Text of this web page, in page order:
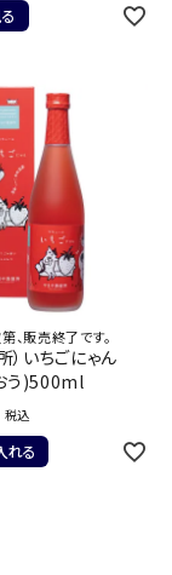
、販売終了です。
）いちごにゃん
う)500ml
税込
れる